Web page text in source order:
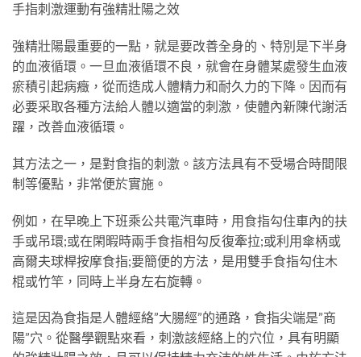
手指刺激運動有強精壯陽之效
強精壯陽最重要的一點，就是要改善全身的、特別是下半身
的血液循環。一旦血液循環不良，就會在身體某處發生血液
瘀積引起病癥，從而造成人體精力和耐久力的下降。因而有
必要采取各種方法給人體以適當的刺激，使體內新陳代謝活
躍，改善血液循環。
其方法之一，是對食指的刺激。該方法具有不受場合時間限
制等優點，非常便於實施。
例如，在早晚上下班乘公共電汽車時，用食指勾住車內的扶
手或吊環;或在閑暇時兩手食指相勾反復牽拉;或利用傘柄或
高爾夫球桿按摩食指;要簡便的方法，是用雙手食指勾住木
棍或竹竿，同時上半身左右旋轉。
這是因為食指是人體經絡”大腸經”的通路，食指尖端是”商
陽”穴。從醫學觀點來看，刺激該經絡上的穴位，具有明顯